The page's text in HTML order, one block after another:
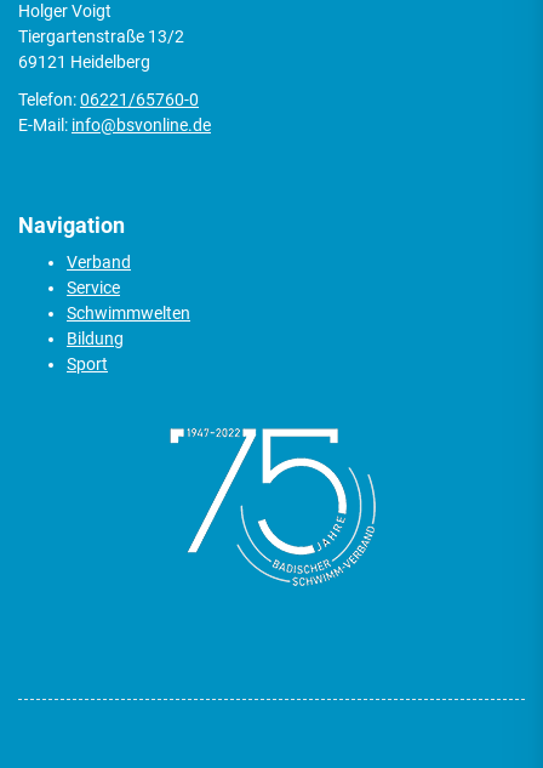
Holger Voigt
Tiergartenstraße 13/2
69121 Heidelberg
Telefon:06221/65760-0
E-Mail: info@bsvonline.de
Navigation
Verband
Service
Schwimmwelten
Bildung
Sport